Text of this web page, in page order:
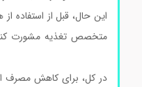
این حال، قبل از استفاده از
متخصص تغذیه مشورت کنید.
در کل، برای کاهش مصرف این